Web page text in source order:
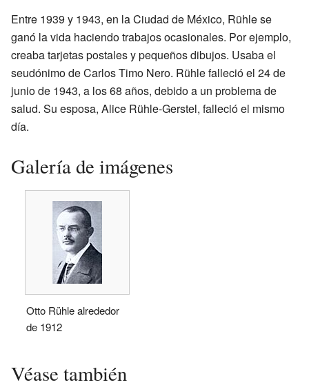
Entre 1939 y 1943, en la Ciudad de México, Rühle se
ganó la vida haciendo trabajos ocasionales. Por ejemplo,
creaba tarjetas postales y pequeños dibujos. Usaba el
seudónimo de Carlos Timo Nero. Rühle falleció el 24 de
junio de 1943, a los 68 años, debido a un problema de
salud. Su esposa, Alice Rühle-Gerstel, falleció el mismo
día.
Galería de imágenes
Otto Rühle alrededor
de 1912
Véase también